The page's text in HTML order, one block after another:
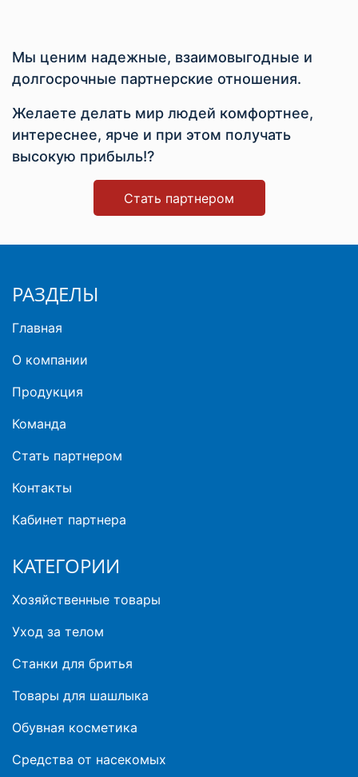
Мы ценим надежные, взаимовыгодные и
долгосрочные партнерские отношения.
Желаете делать мир людей комфортнее,
интереснее, ярче и при этом получать
высокую прибыль!?
Стать партнером
РАЗДЕЛЫ
Главная
О компании
Продукция
Команда
Стать партнером
Контакты
Кабинет партнера
КАТЕГОРИИ
Хозяйственные товары
Уход за телом
Станки для бритья
Товары для шашлыка
Обувная косметика
Средства от насекомых